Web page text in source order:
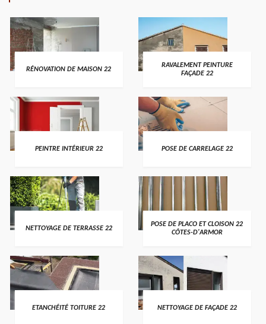
RÉNOVATION DE MAISON 22
RAVALEMENT PEINTURE
FAÇADE 22
PEINTRE INTÉRIEUR 22 POSE DE CARRELAGE 22
NETTOYAGE DE TERRASSE 22
POSE DE PLACO ET CLOISON 22
CÔTES-D'ARMOR
ETANCHÉITÉ TOITURE 22 NETTOYAGE DE FAÇADE 22